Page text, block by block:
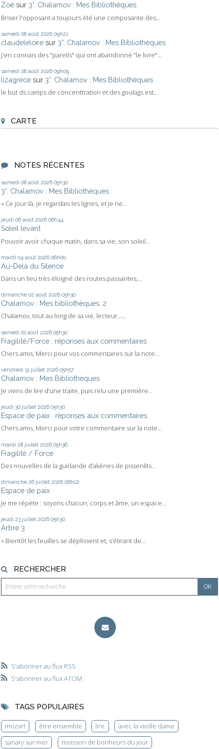
Zoé sur 3°. Chalamov : Mes Bibliothèques
Briser l'opposant a toujours été une composante des...
samedi 08 août 2026 09h21
claudeleloire sur 3°. Chalamov : Mes Bibliothèques
j'en connais des "pareils" qui ont abandonné "le livre"...
samedi 08 août 2026 09h09
lizagrece sur 3°. Chalamov : Mes Bibliothèques
le but ds camps de concenttration et des goulags est...
CARTE
NOTES RÉCENTES
samedi 08 août 2026 05h30
3°. Chalamov : Mes Bibliothèques
« Ce jour-là, je regardais les lignes, et je ne...
jeudi 06 août 2026 06h44
Soleil levant
Pouvoir avoir chaque matin, dans sa vie, son soleil...
mardi 04 août 2026 06h00
Au-Delà du Silence
Dans un lieu très éloigné des routes passantes,...
dimanche 02 août 2026 05h30
Chalamov : Mes bibliothèques. 2
Chalamov, tout au long de sa vie, lecteur…...
samedi 01 août 2026 05h30
Fragilité/Force : réponses aux commentaires
Chers amis, Merci pour vos commentaires sur la note...
vendredi 31 juillet 2026 05h57
Chalamov : Mes Bibliothèques
Je viens de lire d’une traite, puis relu une première...
jeudi 30 juillet 2026 05h30
Espace de paix : réponses aux commentaires
Chers amis, Merci pour votre commentaire sur la note...
mardi 28 juillet 2026 05h36
Fragilité / Force
Des nouvelles de la guirlande d’akènes de pissenlits...
dimanche 26 juillet 2026 06h02
Espace de paix
Je me répète : soyons chacun, corps et âme, un espace...
jeudi 23 juillet 2026 05h30
Arbre 3
« Bientôt les feuilles se déplissent et, s’étirant de...
RECHERCHER
S'abonner au flux RSS
S'abonner au flux ATOM
TAGS POPULAIRES
mozart être ensemble lire
avec la vieille dame
sanary sur mer
moisson de bonheurs du jour